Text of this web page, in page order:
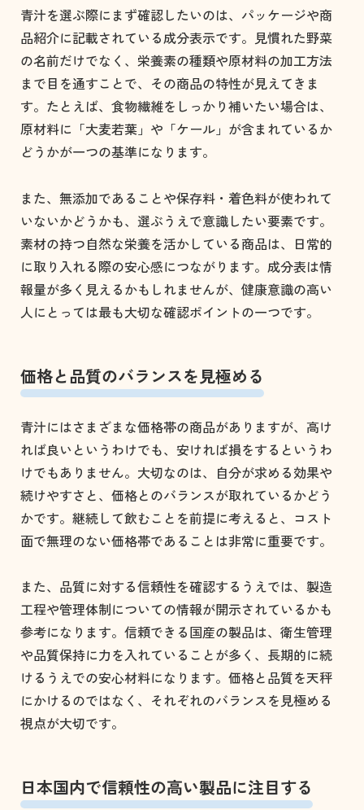
青汁を選ぶ際にまず確認したいのは、パッケージや商
品紹介に記載されている成分表示です。見慣れた野菜
の名前だけでなく、栄養素の種類や原材料の加工方法
まで目を通すことで、その商品の特性が見えてきま
す。たとえば、食物繊維をしっかり補いたい場合は、
原材料に「大麦若葉」や「ケール」が含まれているか
どうかが一つの基準になります。
また、無添加であることや保存料・着色料が使われて
いないかどうかも、選ぶうえで意識したい要素です。
素材の持つ自然な栄養を活かしている商品は、日常的
に取り入れる際の安心感につながります。成分表は情
報量が多く見えるかもしれませんが、健康意識の高い
人にとっては最も大切な確認ポイントの一つです。
価格と品質のバランスを見極める
青汁にはさまざまな価格帯の商品がありますが、高け
れば良いというわけでも、安ければ損をするというわ
けでもありません。大切なのは、自分が求める効果や
続けやすさと、価格とのバランスが取れているかどう
かです。継続して飲むことを前提に考えると、コスト
面で無理のない価格帯であることは非常に重要です。
また、品質に対する信頼性を確認するうえでは、製造
工程や管理体制についての情報が開示されているかも
参考になります。信頼できる国産の製品は、衛生管理
や品質保持に力を入れていることが多く、長期的に続
けるうえでの安心材料になります。価格と品質を天秤
にかけるのではなく、それぞれのバランスを見極める
視点が大切です。
日本国内で信頼性の高い製品に注目する